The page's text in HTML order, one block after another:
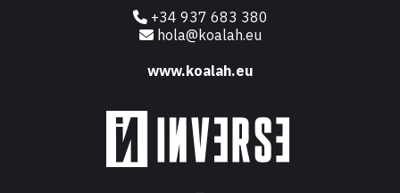
+34 937 683 380
hola@koalah.eu
www.koalah.eu